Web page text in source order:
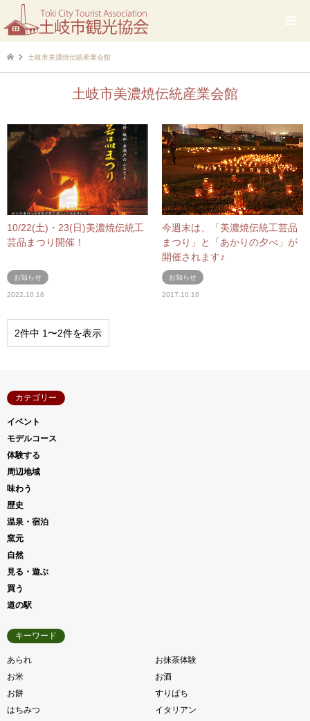
土岐市美濃焼伝統産業会館
土岐市美濃焼伝統産業会館
10/22(土)・23(日)美濃焼伝統工
芸品まつり開催！
お知らせ
2022.10.18
今週末は、「美濃焼伝統工芸品
まつり」と「あかりの夕べ」が
開催されます♪
お知らせ
2017.10.16
2件中 1〜2件を表示
カテゴリー
イベント
モデルコース
体験する
周辺地域
味わう
歴史
温泉・宿泊
窯元
自然
見る・遊ぶ
買う
道の駅
キーワード
あられ
お抹茶体験
お米
お酒
お餅
すりばち
はちみつ
イタリアン